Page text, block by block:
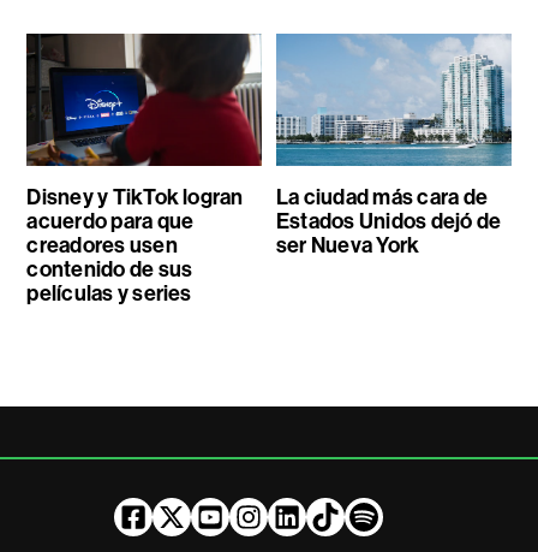
Disney y TikTok logran
acuerdo para que
creadores usen
contenido de sus
películas y series
La ciudad más cara de
Estados Unidos dejó de
ser Nueva York